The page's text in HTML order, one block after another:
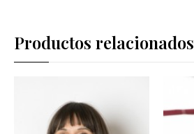
Productos relacionados